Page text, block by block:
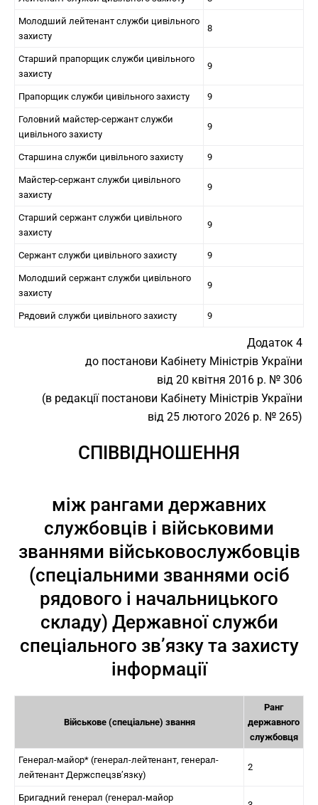
Молодший лейтенант служби цивільного
захисту
8
Старший прапорщик служби цивільного
захисту
9
Прапорщик служби цивільного захисту 9
Головний майстер-сержант служби
цивільного захисту
9
Старшина служби цивільного захисту 9
Майстер-сержант служби цивільного
захисту
9
Старший сержант служби цивільного
захисту
9
Сержант служби цивільного захисту 9
Молодший сержант служби цивільного
захисту
9
Рядовий служби цивільного захисту 9
Додаток 4
до постанови Кабінету Міністрів України
від 20 квітня 2016 р. № 306
(в редакції постанови Кабінету Міністрів України
від 25 лютого 2026 р. № 265)
СПІВВІДНОШЕННЯ
між рангами державних
службовців і військовими
званнями військовослужбовців
(спеціальними званнями осіб
рядового і начальницького
складу) Державної служби
спеціального зв’язку та захисту
інформації
Військове (спеціальне) звання
Ранг
державного
службовця
Генерал-майор* (генерал-лейтенант, генерал-
лейтенант Держспецзв’язку)
2
Бригадний генерал (генерал-майор